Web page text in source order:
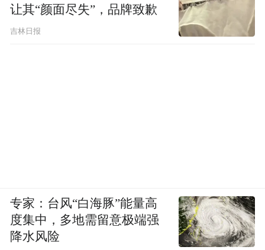
让其“颜面尽失”，品牌致歉
吉林日报
专家：台风“白海豚”能量高
度集中，多地需留意极端强
降水风险